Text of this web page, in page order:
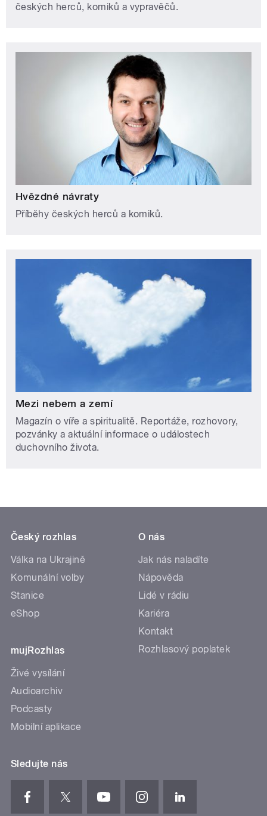
českých herců, komiků a vypravěčů.
Hvězdné návraty
Příběhy českých herců a komiků.
Mezi nebem a zemí
Magazín o víře a spiritualitě. Reportáže, rozhovory,
pozvánky a aktuální informace o událostech
duchovního života.
Český rozhlas
Válka na Ukrajině
Komunální volby
Stanice
eShop
mujRozhlas
Živé vysílání
Audioarchiv
Podcasty
Mobilní aplikace
O nás
Jak nás naladíte
Nápověda
Lidé v rádiu
Kariéra
Kontakt
Rozhlasový poplatek
Sledujte nás